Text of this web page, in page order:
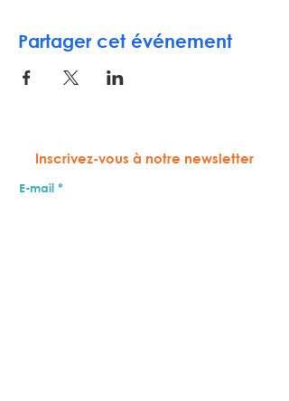
Partager cet événement
Inscrivez-vous à notre newsletter
E-mail